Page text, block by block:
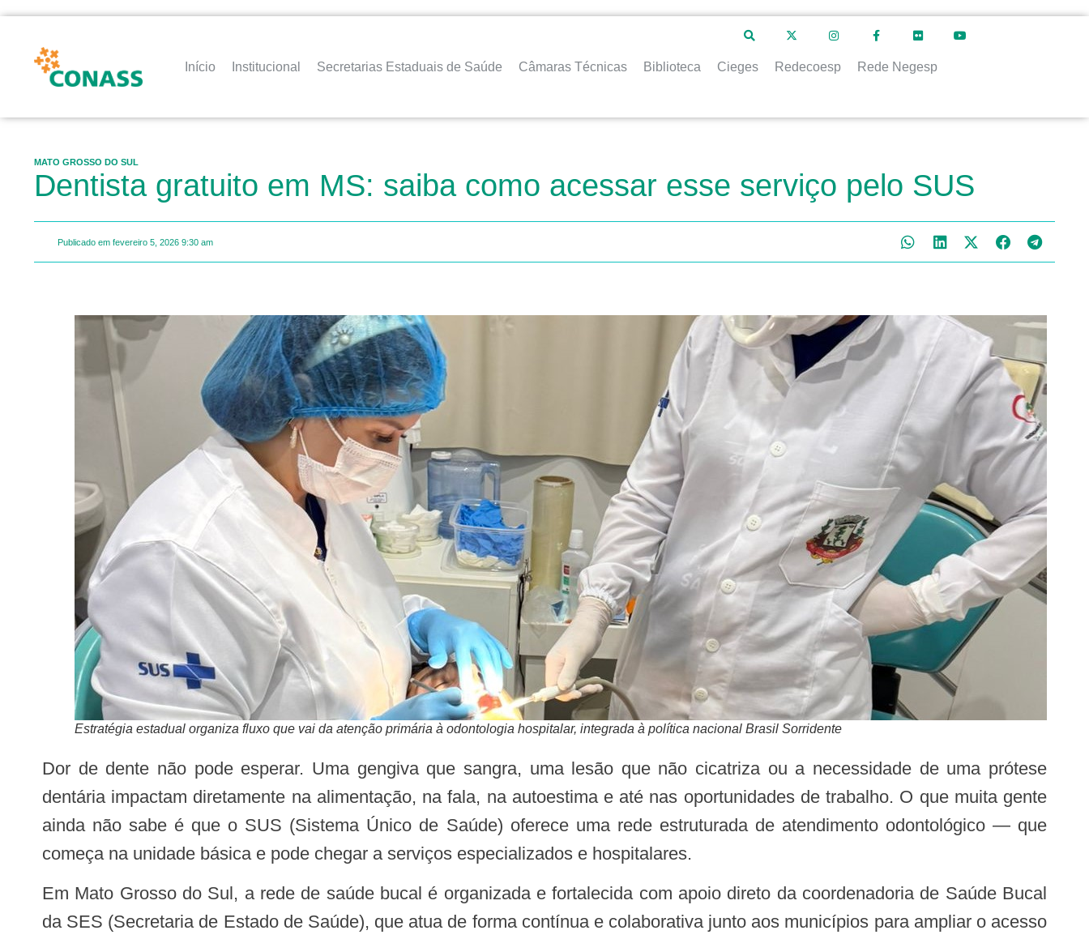
Início Institucional Secretarias Estaduais de Saúde Câmaras Técnicas Biblioteca Cieges Redecoesp Rede Negesp
MATO GROSSO DO SUL
Dentista gratuito em MS: saiba como acessar esse serviço pelo SUS
Publicado em fevereiro 5, 2026 9:30 am
Estratégia estadual organiza fluxo que vai da atenção primária à odontologia hospitalar, integrada à política nacional Brasil Sorridente
Dor de dente não pode esperar. Uma gengiva que sangra, uma lesão que não cicatriza ou a necessidade de uma prótese
dentária impactam diretamente na alimentação, na fala, na autoestima e até nas oportunidades de trabalho. O que muita gente
ainda não sabe é que o SUS (Sistema Único de Saúde) oferece uma rede estruturada de atendimento odontológico — que
começa na unidade básica e pode chegar a serviços especializados e hospitalares.
Em Mato Grosso do Sul, a rede de saúde bucal é organizada e fortalecida com apoio direto da coordenadoria de Saúde Bucal
da SES (Secretaria de Estado de Saúde), que atua de forma contínua e colaborativa junto aos municípios para ampliar o acesso